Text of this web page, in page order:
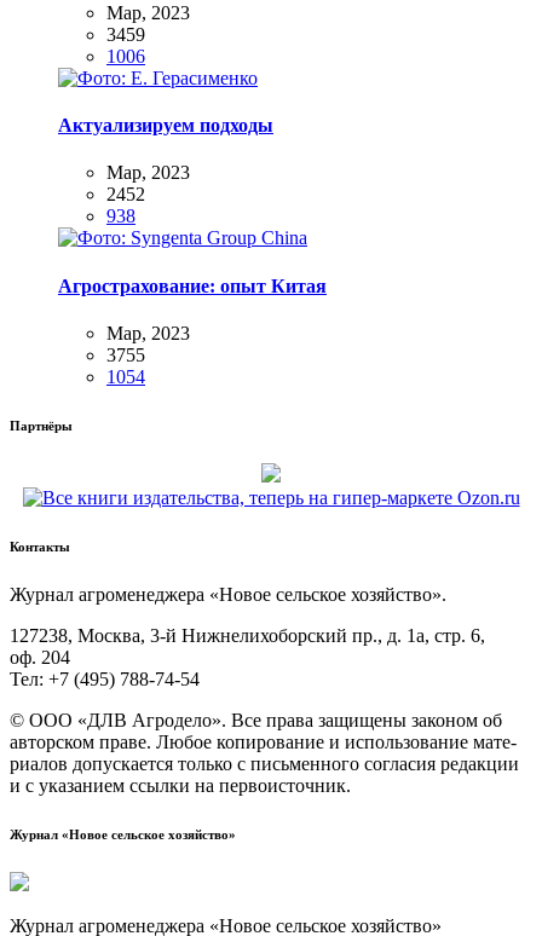
Мар, 2023
3459
1006
Актуализируем подходы
Мар, 2023
2452
938
Агрострахование: опыт Китая
Мар, 2023
3755
1054
Партнёры
Контакты
Жур­нал агро­ме­не­дже­ра «Новое сель­ское хозяйство».
127238, Москва, 3‑й Ниж­не­ли­хо­бор­ский пр., д. 1а, стр. 6,
оф. 204
Тел: +7 (495) 788‑74‑54
© ООО «ДЛВ Агро­де­ло». Все пра­ва защи­ще­ны зако­ном об
автор­ском пра­ве. Любое копи­ро­ва­ние и исполь­зо­ва­ние мате­
ри­а­лов допус­ка­ет­ся толь­ко с пись­мен­но­го согла­сия редак­ции
и с ука­за­ни­ем ссыл­ки на первоисточник.
Журнал «Новое сельское хозяйство»
Журнал агроменеджера «Новое сельское хозяйство»